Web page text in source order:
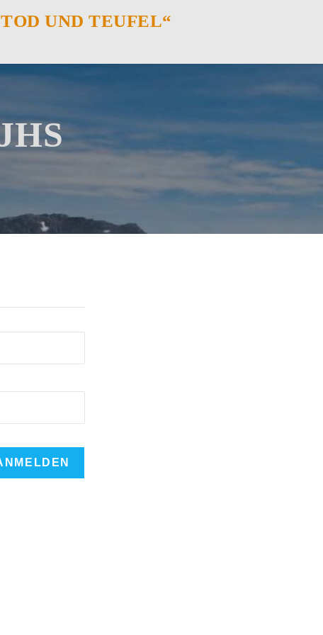
UND TEUFEL“